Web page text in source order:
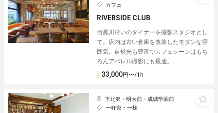
カフェ
RIVERSIDE CLUB
目黒川沿いのダイナーを撮影スタジオとし
て。店内は古い倉庫を改装したモダンな雰
囲気。自然光も豊富でカフェシーンはもち
ろんアパレル撮影にも最適。
33,000円〜/1h
下北沢・明大前・成城学園前
一軒家・一棟